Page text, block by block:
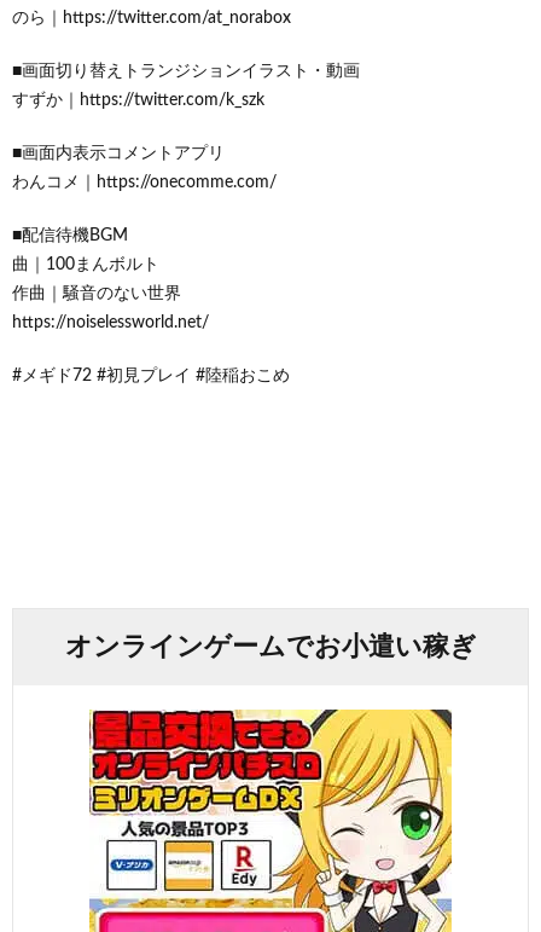
のら｜https://twitter.com/at_norabox
■画面切り替えトランジションイラスト・動画
すずか｜https://twitter.com/k_szk
■画面内表示コメントアプリ
わんコメ｜https://onecomme.com/
■配信待機BGM
曲｜100まんボルト
作曲｜騒音のない世界
https://noiselessworld.net/
#メギド72 #初見プレイ #陸稲おこめ
オンラインゲームでお小遣い稼ぎ